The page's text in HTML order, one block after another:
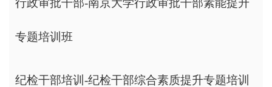
行政审批干部-南京大学行政审批干部素能提升
专题培训班
纪检干部培训-纪检干部综合素质提升专题培训